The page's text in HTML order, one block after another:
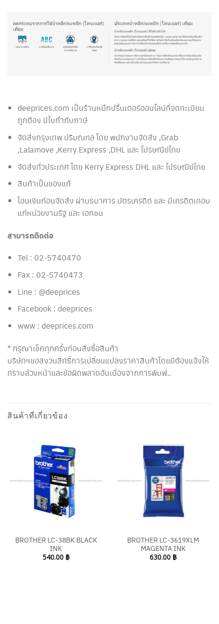
deeprices.com เป็นร้านหมึกปริ้นเตอร์ออนไลน์ที่จดทะเบียน
ถูกต้อง มีใบกำกับภาษี
จัดส่งกรุงเทพ ปริมณฑล โดย พนักงานจัดส่ง ,Grab
,Lalamove ,Kerry Express ,DHL และ ไปรษณีย์ไทย
จัดส่งทั่วประเทศ โดย Kerry Express DHL และ ไปรษณีย์ไทย
สินค้าเป็นของแท้
โอนเงินก่อนจัดส่ง ผ่านธนาคาร บัตรเครดิต และ มีเครดิตเทอม
แก่หน่วยงานรัฐ และ เอกชน
สามารถติดต่อ
Tel : 02-5740470
Fax : 02-5740473
Line : @deeprices
Facebook : deeprices
www : deeprices.com
* กรุณาเช็คทุกครั้งก่อนสั่งซื้อสินค้า
บริษัทฯขอสงวนสิทธิ์การเปลี่ยนแปลงราคาสินค้าโดยมิต้องแจ้งให้
ทราบล่วงหน้าและข้อผิดพลาดอันเนื่องจากการพิมพ์..
สินค้าที่เกี่ยวข้อง
BROTHER LC-38BK BLACK
INK
540.00 ฿
BROTHER LC-3619XLM
MAGENTA INK
630.00 ฿